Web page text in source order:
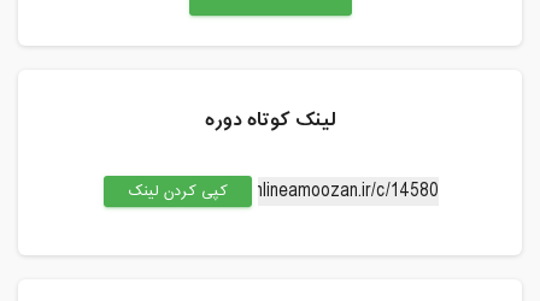
لینک کوتاه دوره
کپی کردن لینک